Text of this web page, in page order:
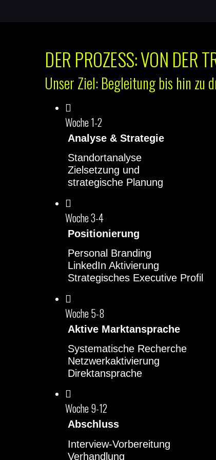
DER PROZESS: VON DER
Unser Ziel: Begleitung bis hin zu
Woche 1-2
Analyse & Strategie
Standortanalyse
Zielsetzung und
strategische Planung
Woche 3-4
Positionierung
Personal Branding
LinkedIn Aktivierung
Strategisches Executive Profil
Woche 5-8
Aktive Marktansprache
Systematische Recherche
Netzwerkaktivierung
Direktansprache
Woche 9-12
Abschluss
Interview-Vorbereitung
Verhandlung